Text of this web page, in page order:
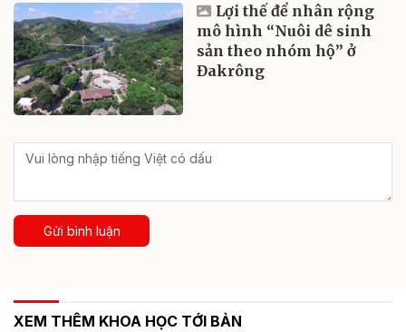
Lợi thế để nhân rộng
mô hình “Nuôi dê sinh
sản theo nhóm hộ” ở
Đakrông
Gửi bình luận
XEM THÊM KHOA HỌC TỚI BẢN